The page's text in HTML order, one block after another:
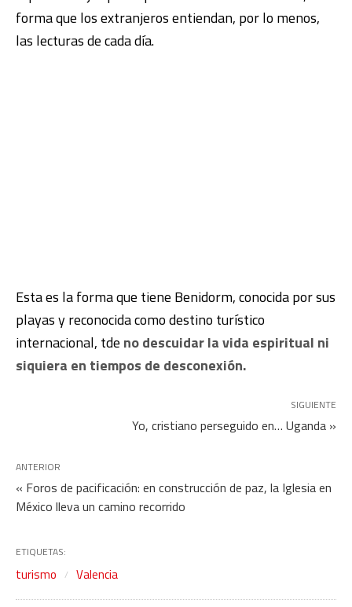
forma que los extranjeros entiendan, por lo menos,
las lecturas de cada día.
Esta es la forma que tiene Benidorm, conocida por sus
playas y reconocida como destino turístico
internacional, tde no descuidar la vida espiritual ni
siquiera en tiempos de desconexión.
SIGUIENTE
Yo, cristiano perseguido en… Uganda »
ANTERIOR
« Foros de pacificación: en construcción de paz, la Iglesia en
México lleva un camino recorrido
ETIQUETAS:
turismo Valencia